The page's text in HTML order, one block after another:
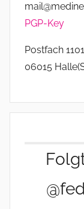
PGP-Key
Postfach
06015